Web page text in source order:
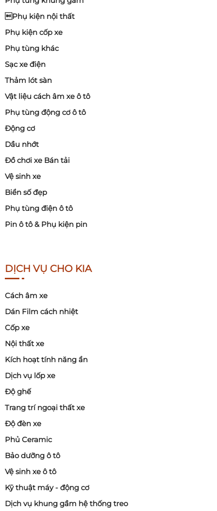
Phụ kiện nội thất
Phụ kiện cốp xe
Phụ tùng khác
Sạc xe điện
Thảm lót sàn
Vật liệu cách âm xe ô tô
Phụ tùng động cơ ô tô
Động cơ
Dầu nhớt
Đồ chơi xe Bán tải
Vệ sinh xe
Biển số đẹp
Phụ tùng điện ô tô
Pin ô tô & Phụ kiện pin
DỊCH VỤ CHO KIA
Cách âm xe
Dán Film cách nhiệt
Cốp xe
Nội thất xe
Kích hoạt tính năng ẩn
Dịch vụ lốp xe
Độ ghế
Trang trí ngoại thất xe
Độ đèn xe
Phủ Ceramic
Bảo dưỡng ô tô
Vệ sinh xe ô tô
Kỹ thuật máy - động cơ
Dịch vụ khung gầm hệ thống treo